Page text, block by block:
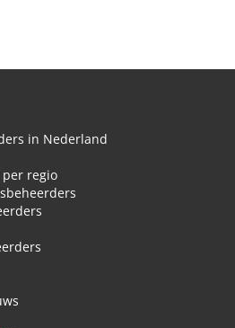
in Nederland
regio